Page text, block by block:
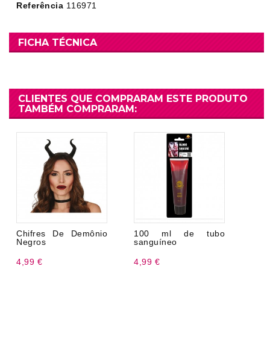
Referência 116971
FICHA TÉCNICA
CLIENTES QUE COMPRARAM ESTE PRODUTO
TAMBÉM COMPRARAM:
Chifres De Demônio
Negros
4,99 €
100 ml de tubo
sanguíneo
4,99 €